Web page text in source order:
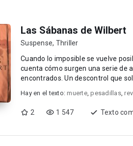
Las Sábanas de Wilbert
Suspense, Thriller
Cuando lo imposible se vuelve posible,
cuenta cómo surgen una serie de
encontrados. Un descontrol que solo un objeto puede controlar, por más extraño que parezca. Pero:
Hay en el texto:muerte,pesadillas,
2 1 547 Texto